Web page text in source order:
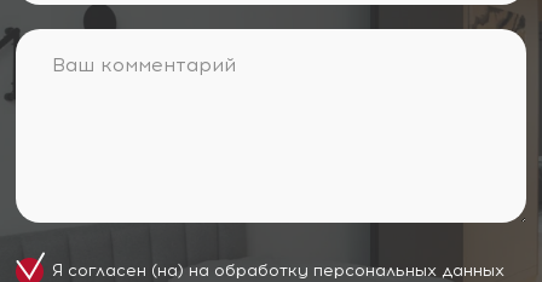
Я согласен (на) на обработку персональных данных